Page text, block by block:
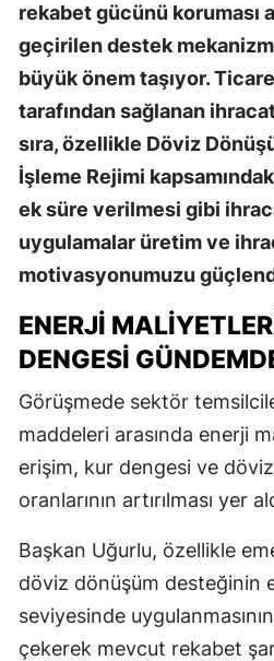
rekabet gücünü koruması
geçirilen destek
büyük önem taşıyor.
tarafından sağlanan
sıra, özellikle Döviz
İşleme Rejimi
ek süre verilmesi gibi
uygulamalar üretim ve
motivasyonumuzu
ENERJI
DENGESI
Görüşmede sektör
maddeleri arasında enerji
erişim, kur dengesi ve
oranlarının artırılması yer
Başkan Uğurlu, özellikle
döviz dönüşüm desteğinin
seviyesinde
çekerek mevcut rekabet